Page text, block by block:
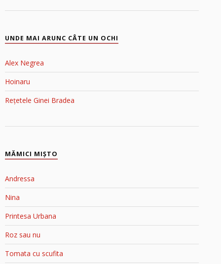
UNDE MAI ARUNC CÂTE UN OCHI
Alex Negrea
Hoinaru
Rețetele Ginei Bradea
MĂMICI MIŞTO
Andressa
Nina
Printesa Urbana
Roz sau nu
Tomata cu scufita